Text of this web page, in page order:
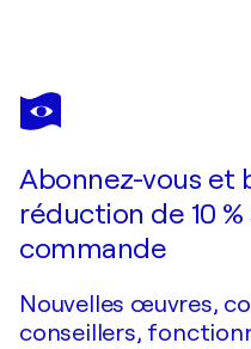
MIN ZOU
There is no universal language
Abonnez-vous et
réduction de 10
commande
Nouvelles œuvres,
conseillers,